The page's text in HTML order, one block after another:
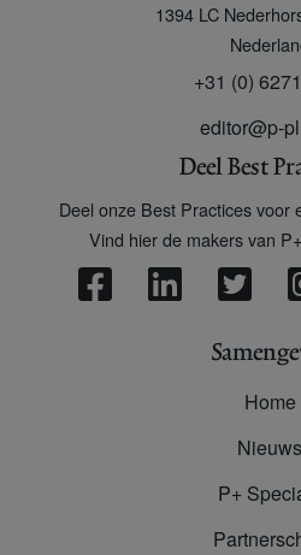
1394 LC
+31 (0)
editor@p-
Deel Best
Deel onze Best Practices voor
Vind hier de makers van
Home
Nieuws
P+